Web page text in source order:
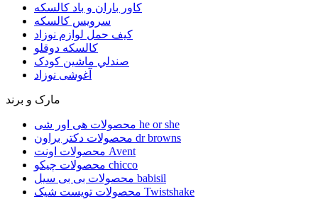
کاور باران و باد کالسکه
سرويس كالسكه
كيف حمل لوازم نوزاد
كالسكه دوقلو
صندلي ماشين کودک
آغوشی نوزاد
مارک و برند
محصولات هی اور شی he or she
محصولات دکتر براون dr browns
محصولات اونت Avent
محصولات چیکو chicco
محصولات بی بی سیل babisil
محصولات تویست شیک Twistshake